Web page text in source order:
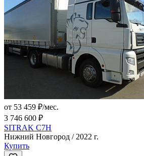
от 53 459 ₽/мес.
3 746 600 ₽
SITRAK C7H
Нижний Новгород / 2022 г.
Купить